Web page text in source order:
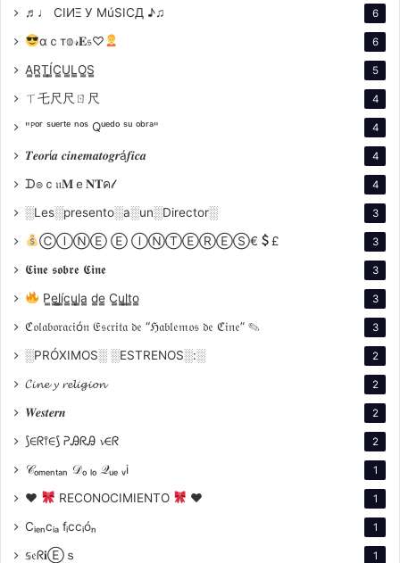
Cabildo que flamea al viento. Un momento “cómico o
violento”, en la escena en que French o Beruti
Mayo otorgándoles cintas blancas y celestes, uno de
los asistentes empuja a otro y le acierta una patada. La
película tuvo como principal protagonista al actor y
director uruguayo Elio A. Gutiérrez.
La obra de Mario Gallo se inscribe en la tradición del
Film d’Árt, una corriente que buscaba elevar el cine a
la categoría de arte y que se originó en Francia a
principios del siglo XX. Gallo fue el primer director
argentino en realizar películas con argumento, siendo
del género histórico, creando lo que hoy sería una
secuela, entre 1909 y 1911, como La Revolución de
Mayo, El fusilamiento de Dorrego y La creación del
Himno. Esta última narra el proceso de composición
estilo teatral, con decorados pintados, cámara fija y
una narrativa basada en los intertítulos.
♬♩ CIИΞ У MúSICД ♪♫ 6
αｃт𝕠𝓇𝐄𝔰♡ 6
A̳R̳T̳Í̳C̳U̳L̳O̳S̳ 5
ㄒ乇尺尺ㄖ尺 4
"ᴾᵒʳ ˢᵘᵉʳᵗᵉ ⁿᵒˢ Qᵘᵉᵈᵒ ˢᵘ ᵒᵇʳᵃ" 4
𝑻𝒆𝒐𝒓í𝒂 𝒄𝒊𝒏𝒆𝒎𝒂𝒕𝒐𝒈𝒓á𝒇𝒊𝒄𝒂 4
ᗪ๏ｃ𝔲𝐌ｅ𝐍𝐓ค𝓁 4
░Les░presento░a░un░Director░ 3
ⒸⒾⓃⒺ Ⓔ ⒾⓃⓉⒺⓇⒺⓈ€ £ 3
𝕮𝖎𝖓𝖊 𝖘𝖔𝖇𝖗𝖊 𝕮𝖎𝖓𝖊 3
P̳e̳l̳í̳c̳u̳l̳a̳ d̳e̳ C̳u̳l̳t̳o̳ 3
ℭ𝔬𝔩𝔞𝔟𝔬𝔯𝔞𝔠𝔦ó𝔫 𝔈𝔰𝔠𝔯𝔦𝔱𝔞 𝔡𝔢 “ℌ𝔞𝔟𝔩𝔢𝔪𝔬𝔰 𝔡𝔢 ℭ𝔦𝔫𝔢” ✎ 3
░PRÓXIMOS░ ░ESTRENOS░:░ 2
𝓒𝓲𝓷𝓮 𝔂 𝓻𝓮𝓵𝓲𝓰𝓲𝓸𝓷 2
𝑾𝒆𝒔𝒕𝒆𝒓𝒏 2
⟆∈ᖇ⫯∈⟆ ᕈᎯᖇᎯ 𝓿∈ᖇ 2
𝒞ₒₘₑₙₜₐₙ 𝒟ₒ ₗₒ 𝒬ᵤₑ ᵥi 1
♥ RECONOCIMIENTO ♥ 1
Cᵢₑₙcᵢₐ fᵢccᵢóₙ 1
𝕤𝔢ᖇ𝐢Ⓔｓ 1